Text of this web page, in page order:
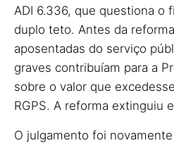
ADI 6.336, que questiona o
duplo teto. Antes da
aposentadas do serviço
graves contribuíam para a
sobre o valor que
RGPS. A reforma extinguiu
O julgamento foi